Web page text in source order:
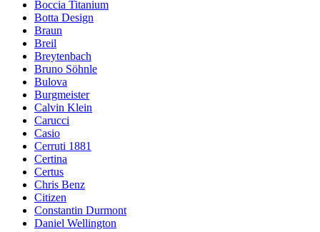
Boccia Titanium
Botta Design
Braun
Breil
Breytenbach
Bruno Söhnle
Bulova
Burgmeister
Calvin Klein
Carucci
Casio
Cerruti 1881
Certina
Certus
Chris Benz
Citizen
Constantin Durmont
Daniel Wellington